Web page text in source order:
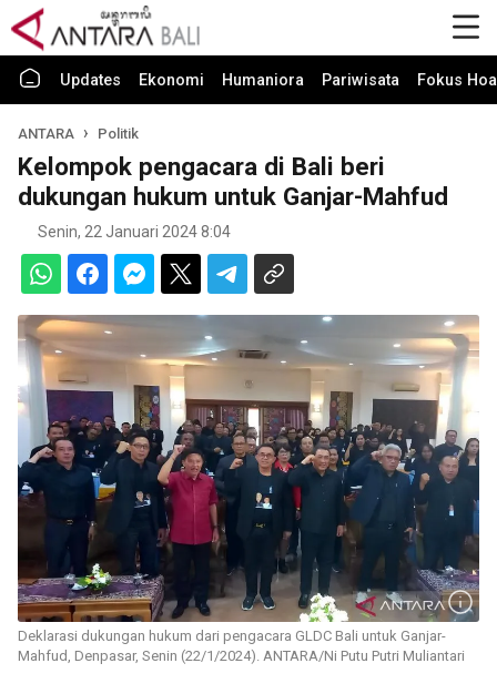
Updates Ekonomi Humaniora Pariwisata Fokus
ANTARA Politik
Kelompok pengacara di Bali beri
dukungan hukum untuk Ganjar-Mahfud
Senin, 22 Januari 2024 8:04
Deklarasi dukungan hukum dari pengacara GLDC Bali untuk Ganjar-
Mahfud, Denpasar, Senin (22/1/2024). ANTARA/Ni Putu Putri Muliantari